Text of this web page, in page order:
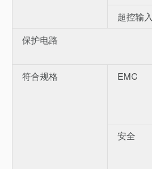
超控输入
保护电路
符合规格 EMC
安全